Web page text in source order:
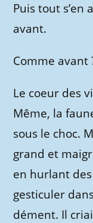
Puis tout s’en
avant.
Comme avant
Le coeur des
Même, la
sous le choc.
grand et
en hurlant
gesticuler
dément. Il